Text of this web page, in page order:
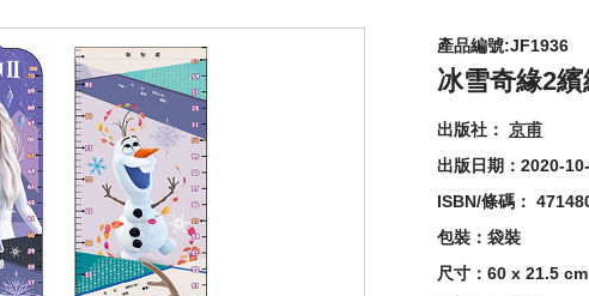
產品編號:JF1936
冰雪奇緣2
出版社：京甫
出版日期：2020-
ISBN/條碼：
包裝：袋裝
尺寸：60 x 21.5 cm